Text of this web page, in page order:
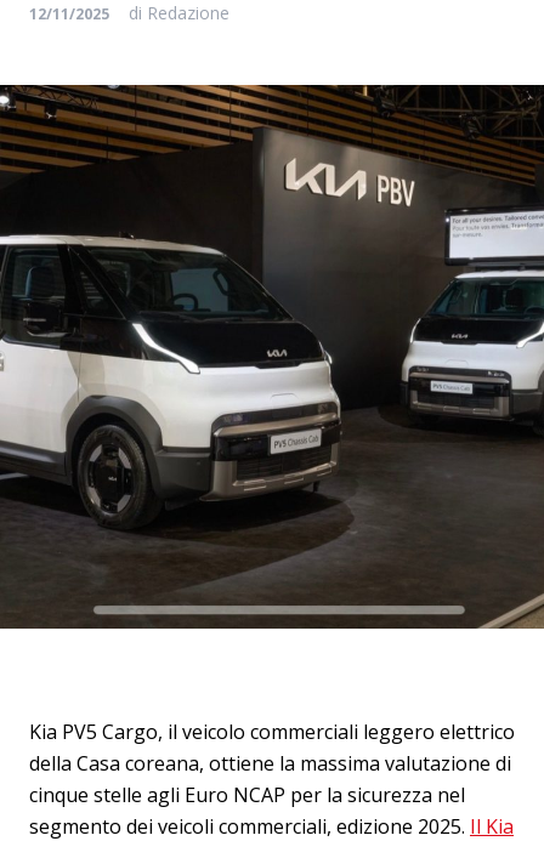
12/11/2025 di Redazione
Kia PV5 Cargo, il veicolo commerciali leggero elettrico
della Casa coreana, ottiene la massima valutazione di
cinque stelle agli Euro NCAP per la sicurezza nel
segmento dei veicoli commerciali, edizione 2025. Il Kia